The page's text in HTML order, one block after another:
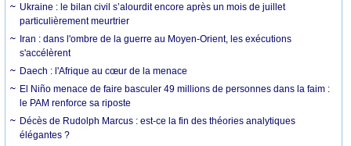
Ukraine : le bilan civil s’alourdit encore après un mois de juillet
particulièrement meurtrier
Iran : dans l'ombre de la guerre au Moyen-Orient, les exécutions
s'accélèrent
Daech : l'Afrique au cœur de la menace
El Niño menace de faire basculer 49 millions de personnes dans la faim :
le PAM renforce sa riposte
Décès de Rudolph Marcus : est-ce la fin des théories analytiques
élégantes ?